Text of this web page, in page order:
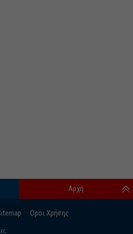
Οροι Χρήσης
Αρχή